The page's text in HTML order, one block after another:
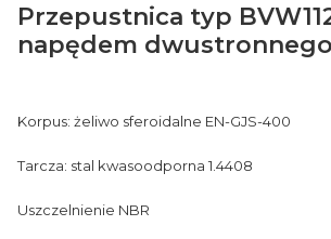
Przepustnica typ
napędem dwustronnego
Korpus: żeliwo sferoidalne EN-GJS-400
Tarcza: stal kwasoodporna 1.4408
Uszczelnienie NBR